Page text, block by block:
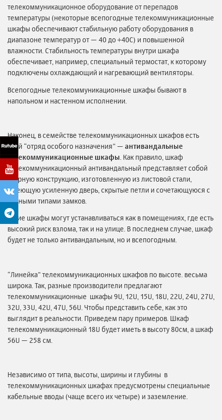
телекоммуникационное оборудование от перепадов
температуры (некоторые всепогодные телекоммуникационные
шкафы обеспечивают стабильную работу оборудования в
диапазоне температур от — 40 до +40С) и повышенной
влажности. Стабильность температуры внутри шкафа
обеспечивает, например, специальный термостат, к которому
подключены охлаждающий и нагревающий вентиляторы.
Всепогодные телекоммуникационные шкафы бывают в
напольном и настенном исполнении.
Наконец, в семействе телекоммуникационных шкафов есть
свой “отряд особого назначения” — антивандальные
телекоммуникационные шкафы . Как правило, шкаф
телекоммуникационный антивандальный представляет собой
сварную конструкцию, изготовленную из листовой стали,
имеющую усиленную дверь, скрытые петли и сочетающуюся с
разными типами замков.
Такие шкафы могут устанавливаться как в помещениях, где есть
высокий риск взлома, так и на улице. В последнем случае, шкаф
будет не только антивандальным, но и всепогодным.
“Линейка” телекоммуникационных шкафов по высоте. весьма
широка. Так, разные производители предлагают
телекоммуникационные шкафы 9U, 12U, 15U, 18U, 22U, 24U, 27U,
32U, 33U, 42U, 47U, 56U. Чтобы представить себе, как это
выглядит в реальности. Приведем пару примеров. Шкаф
телекоммуникационный 18U будет иметь в высоту 80см, а шкаф
56U — 258 см.
Независимо от типа, высоты, ширины и глубины в
телекоммуникационных шкафах предусмотрены специальные
кабельные вводы (чаще всего их четыре) и заземление.